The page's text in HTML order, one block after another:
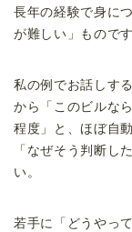
長年の経験で身に
が難しい」ものです
私の例でお話しす
から「このビルな
程度」と、ほぼ自
「なぜそう判断し
い。
若手に「どうやっ